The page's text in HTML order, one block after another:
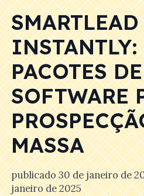
INSTANTLY:
PACOTES DE
SOFTWARE
MASSA
publicado30 de janeiro de
janeiro de 2025